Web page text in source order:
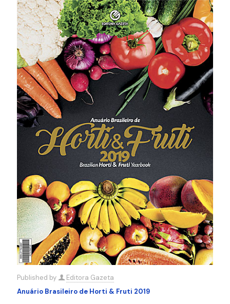
Published by
Editora Gazeta
Anuário Brasileiro de Horti & Fruti 2019